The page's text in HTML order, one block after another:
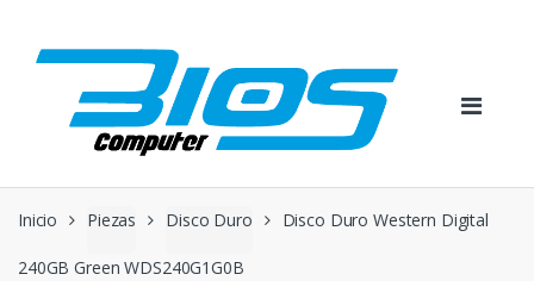
navigation
content
Inicio Piezas Disco Duro Disco Duro Western Digital
240GB Green WDS240G1G0B